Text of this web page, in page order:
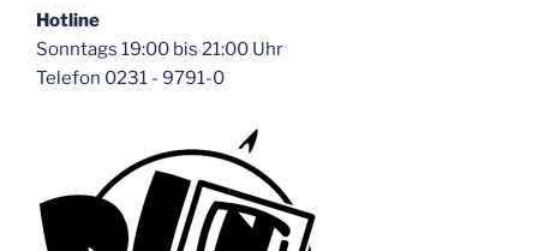
Hotline
Sonntags 19:00 bis 21:00 Uhr
Telefon 0231 - 9791-0